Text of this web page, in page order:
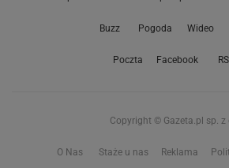
Buzz Pogoda Wideo
Poczta Facebook
Copyright © Gazeta.pl sp. z
O Nas Staże u nas Reklama